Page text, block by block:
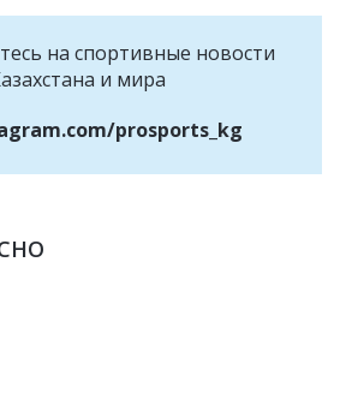
на cпортивные новости
и мира
prosports_kg